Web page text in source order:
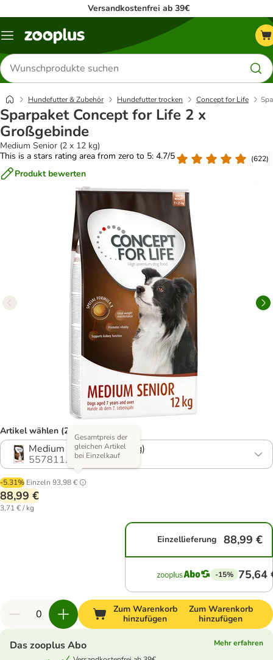
Versandkostenfrei ab 39€
Menü
Produkte
suchen
Hundefutter & Zubehör Hundefutter trocken Concept for Life
Sparpaket Concept for Life 2 x
Großgebinde
Medium Senior (2 x 12 kg)
This is a stars rating area from zero to 5: 4.7/5
(622)
Produkt bewerten
Artikel wählen (20 Varianten)
Medium Senior (2 x 12 kg)
557811.29
-5.31% Einzeln 93,98 €
Gesamtpreis der
gleichen Artikel
bei Einzelkauf
88,99 €
3,71 € / kg
Einzellieferung 88,99 €
-15% 75,64
Zum Warenkorb
hinzufügen
Zum Warenkorb
hinzufügen
Das zooplus Abo
Mehr erfahren